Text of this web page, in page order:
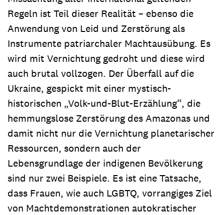
Regeln ist Teil dieser Realität – ebenso die
Anwendung von Leid und Zerstörung als
Instrumente patriarchaler Machtausübung. Es
wird mit Vernichtung gedroht und diese wird
auch brutal vollzogen. Der Überfall auf die
Ukraine, gespickt mit einer mystisch-
historischen „Volk-und-Blut-Erzählung“, die
hemmungslose Zerstörung des Amazonas und
damit nicht nur die Vernichtung planetarischer
Ressourcen, sondern auch der
Lebensgrundlage der indigenen Bevölkerung
sind nur zwei Beispiele. Es ist eine Tatsache,
dass Frauen, wie auch LGBTQ, vorrangiges Ziel
von Machtdemonstrationen autokratischer